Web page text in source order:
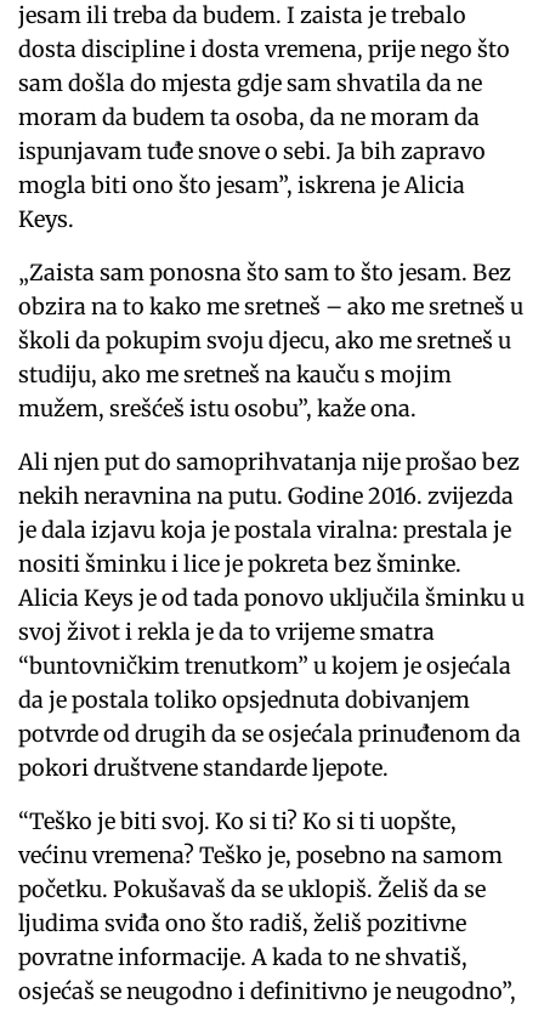
jesam ili treba da budem. I zaista je trebalo
dosta discipline i dosta vremena, prije nego što
sam došla do mjesta gdje sam shvatila da ne
moram da budem ta osoba, da ne moram da
ispunjavam tuđe snove o sebi. Ja bih zapravo
mogla biti ono što jesam”, iskrena je Alicia
Keys.
„Zaista sam ponosna što sam to što jesam. Bez
obzira na to kako me sretneš – ako me sretneš u
školi da pokupim svoju djecu, ako me sretneš u
studiju, ako me sretneš na kauču s mojim
mužem, srešćeš istu osobu”, kaže ona.
Ali njen put do samoprihvatanja nije prošao bez
nekih neravnina na putu. Godine 2016. zvijezda
je dala izjavu koja je postala viralna: prestala je
nositi šminku i lice je pokreta bez šminke.
Alicia Keys je od tada ponovo uključila šminku u
svoj život i rekla je da to vrijeme smatra
“buntovničkim trenutkom” u kojem je osjećala
da je postala toliko opsjednuta dobivanjem
potvrde od drugih da se osjećala prinuđenom da
pokori društvene standarde ljepote.
“Teško je biti svoj. Ko si ti? Ko si ti uopšte,
većinu vremena? Teško je, posebno na samom
početku. Pokušavaš da se uklopiš. Želiš da se
ljudima sviđa ono što radiš, želiš pozitivne
povratne informacije. A kada to ne shvatiš,
osjećaš se neugodno i definitivno je neugodno”,